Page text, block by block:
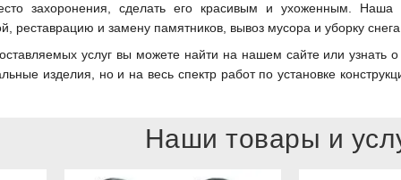
захоронения, сделать его красивым и ухоженным.
реставрацию и замену памятников, вывоз мусора и уборку
услуг вы можете найти на нашем сайте или
изделия, но и на весь спектр работ по установке
Наши товары и